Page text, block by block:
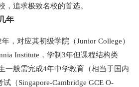
，追求极致名校的首选。
年
，对应其初级学院（Junior College）
Institute，学制3年但课程结构类
一般需完成4年中学教育（相当于国内
（Singapore-Cambridge GCE O-